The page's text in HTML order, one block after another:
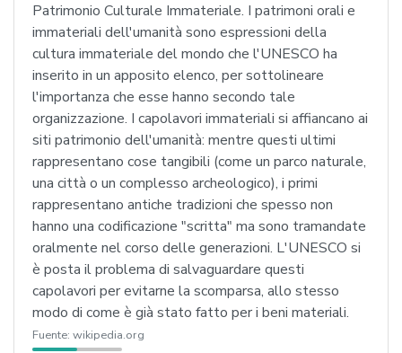
Patrimonio Culturale Immateriale. I patrimoni orali e
immateriali dell'umanità sono espressioni della
cultura immateriale del mondo che l'UNESCO ha
inserito in un apposito elenco, per sottolineare
l'importanza che esse hanno secondo tale
organizzazione. I capolavori immateriali si affiancano ai
siti patrimonio dell'umanità: mentre questi ultimi
rappresentano cose tangibili (come un parco naturale,
una città o un complesso archeologico), i primi
rappresentano antiche tradizioni che spesso non
hanno una codificazione "scritta" ma sono tramandate
oralmente nel corso delle generazioni. L'UNESCO si
è posta il problema di salvaguardare questi
capolavori per evitarne la scomparsa, allo stesso
modo di come è già stato fatto per i beni materiali.
Fuente: wikipedia.org